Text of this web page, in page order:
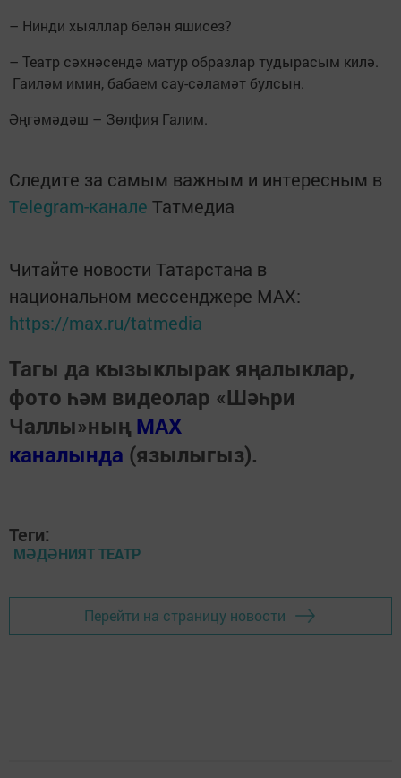
– Нинди хыяллар белән яшисез?
– Театр сәхнәсендә матур образлар тудырасым килә.
Гаиләм имин, бабаем сау-сәламәт булсын.
Әңгәмәдәш – Зөлфия Галим.
Следите за самым важным и интересным в
Telegram-канале Татмедиа
Читайте новости Татарстана в
национальном мессенджере MАХ:
https://max.ru/tatmedia
Тагы да кызыклырак яңалыклар,
фото һәм видеолар «Шәһри
Чаллы»ның MAX
каналында (язылыгыз).
Теги:
МӘДӘНИЯТ ТЕАТР
Перейти на страницу новости